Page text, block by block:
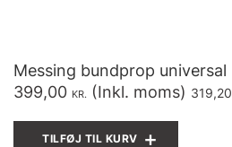
Messing bundprop universal
399,00 KR. (Inkl. moms) 319,20
TILFØJ TIL KURV